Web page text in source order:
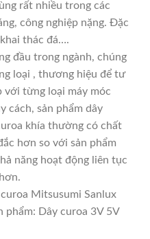
rất nhiều trong các
công nghiệp nặng. Đặc
thác đá….
đầu trong ngành, chúng
loại , thương hiệu để tư
với từng loại máy móc
cách, sản phẩm dây
khía thường có chất
hơn so với sản phẩm
năng hoạt động liên tục
Mitsusumi Sanlux
phẩm: Dây curoa 3V 5V